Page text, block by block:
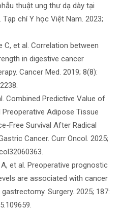
thuật ung thư dạ dày tại
chí Y học Việt Nam. 2023;
C, et al. Correlation between
in digestive cancer
Cancer Med. 2019; 8(8):
Combined Predictive Value of
Adipose Tissue
Free Survival After Radical
Cancer. Curr Oncol. 2025;
A, et al. Preoperative prognostic
are associated with cancer
Surgery. 2025; 187: